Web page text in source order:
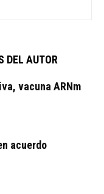
DEL AUTOR
vacuna ARNm
acuerdo